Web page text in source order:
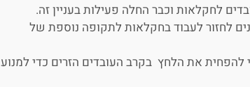
לחקלאות וכבר החלה פעילות בעניין זה.
לחזור לעבוד בחקלאות לתקופה נוספת של
את הלחץ בקרב העובדים הזרים כדי למנוע